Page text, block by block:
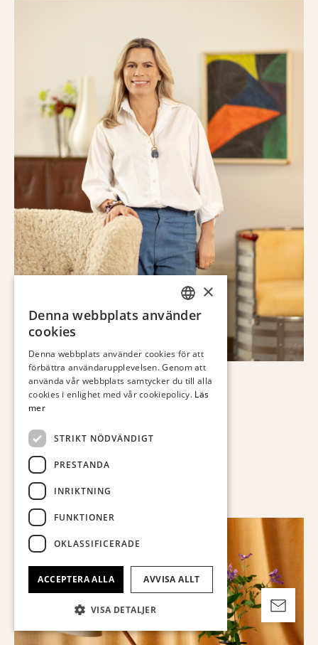
AUKTIONER
SLAGAUKTIONER
TEMAAUKTIONER & SPECIALAUKTIONER
SWEDISH
GERMAN
ENGLISH
×
Denna webbplats använder
cookies
Denna webbplats använder cookies för att
förbättra användarupplevelsen. Genom att
använda vår webbplats samtycker du till alla
cookies i enlighet med vår cookiepolicy. Läs
mer
STRIKT NÖDVÄNDIGT
PRESTANDA
INRIKTNING
FUNKTIONER
OKLASSIFICERADE
ACCEPTERA ALLA AVVISA ALLT
VISA DETALJER